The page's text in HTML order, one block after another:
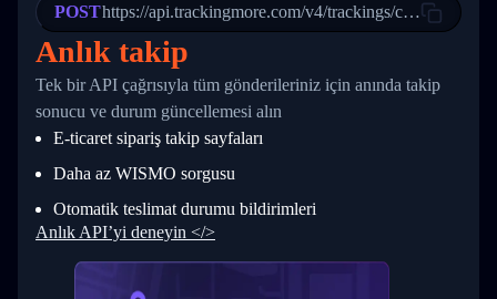
23
24
25
27
28
29
31
33
34
"Details": "Departed Facility
          },
          {
            "Date": "2017-03-06 15:28:00",
"StatusDescription": "Shipment
"Details": "BEIJING-
          }
        ]
      }
  }
}
POSThttps://api.trackingmore.com/v4/trackings/create
Anlık takip
Tek bir API çağrısıyla tüm gönderileriniz için anında takip
sonucu ve durum güncellemesi alın
E-ticaret sipariş takip sayfaları
Daha az WISMO sorgusu
Otomatik teslimat durumu bildirimleri
Anlık API’yi deneyin </>